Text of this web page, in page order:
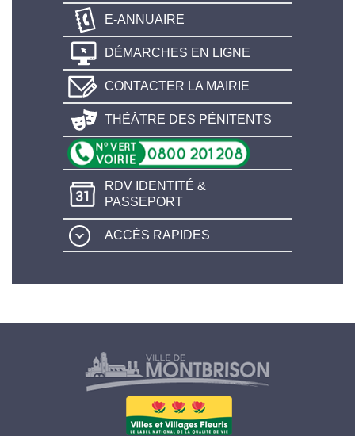
E-ANNUAIRE
DÉMARCHES EN LIGNE
CONTACTER LA MAIRIE
THÉÂTRE DES PÉNITENTS
RDV IDENTITÉ &
PASSEPORT
ACCÈS RAPIDES